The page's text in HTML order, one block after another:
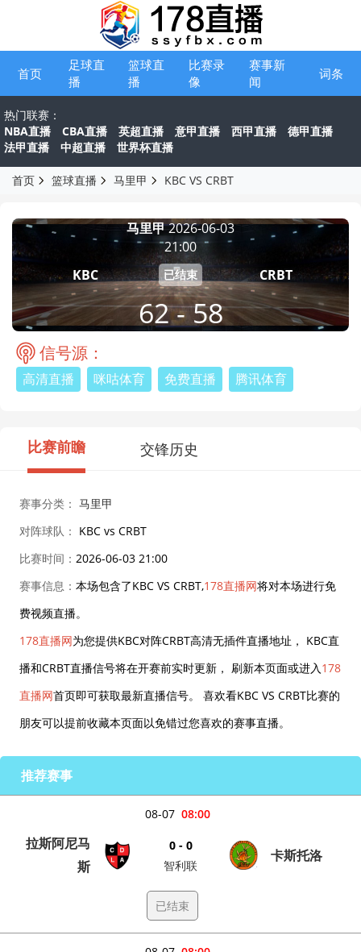
首页
足球直
播
篮球直
播
比赛录
像
赛事新
闻
词条
热门联赛：
NBA直播
CBA直播 英超直播 意甲直播 西甲直播
德甲直播
法甲直播
中超直播 世界杯直播
首页 篮球直播 马里甲 KBC VS CRBT
KBC
马里甲2026-06-03
21:00
已结束
62 - 58
CRBT
信号源：
高清直播 咪咕体育 免费直播 腾讯体育
比赛前瞻 交锋历史
赛事分类： 马里甲
对阵球队： KBC vs CRBT
比赛时间： 2026-06-03 21:00
赛事信息： 本场包含了KBC VS CRBT,178直播网将对本场进行免
费视频直播。
178直播网为您提供KBC对阵CRBT高清无插件直播地址， KBC直
播和CRBT直播信号将在开赛前实时更新， 刷新本页面或进入178
直播网首页即可获取最新直播信号。 喜欢看KBC VS CRBT比赛的
朋友可以提前收藏本页面以免错过您喜欢的赛事直播。
推荐赛事
08:00
08-07
拉斯阿尼马
斯
0 - 0
智利联
卡斯托洛
已结束